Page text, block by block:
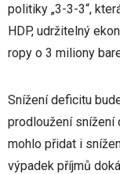
politiky „3-3-3“,
HDP, udržitelný
ropy o 3 miliony
Snížení deficitu
prodloužení snížení
mohlo přidat i
výpadek příjmů